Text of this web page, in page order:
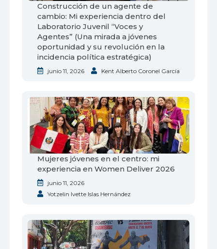
Construcción de un agente de
cambio: Mi experiencia dentro del
Laboratorio Juvenil “Voces y
Agentes” (Una mirada a jóvenes
oportunidad y su revolución en la
incidencia política estratégica)
junio 11, 2026 Kent Alberto Coronel García
Mujeres jóvenes en el centro: mi
experiencia en Women Deliver 2026
junio 11, 2026
Yotzelin Ivette Islas Hernández